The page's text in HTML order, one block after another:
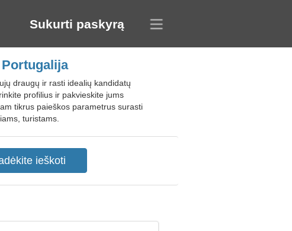
Sukurti paskyrą
draugų ir rasti idealių kandidatų
profilius ir pakvieskite jums
tikrus paieškos parametrus surasti
turistams.